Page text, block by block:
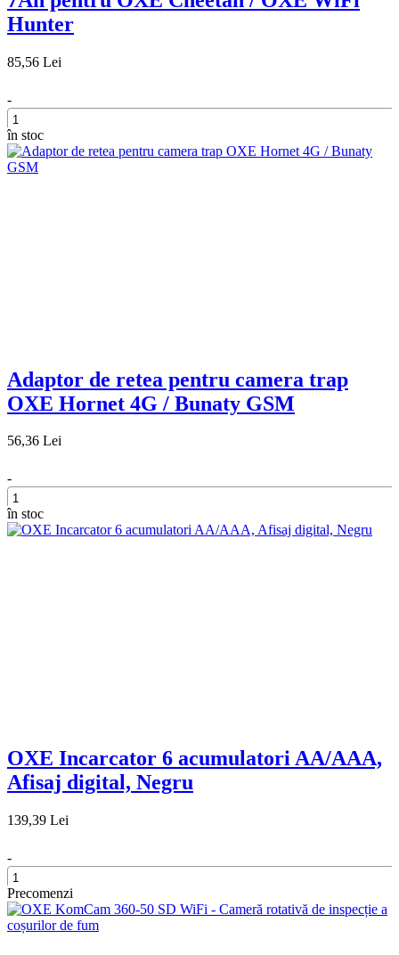
Hunter
85,56 Lei
-
+
în stoc
Adaptor de retea pentru camera trap
OXE Hornet 4G / Bunaty GSM
56,36 Lei
-
+
în stoc
OXE Incarcator 6 acumulatori AA/AAA,
Afisaj digital, Negru
139,39 Lei
-
+
Precomenzi